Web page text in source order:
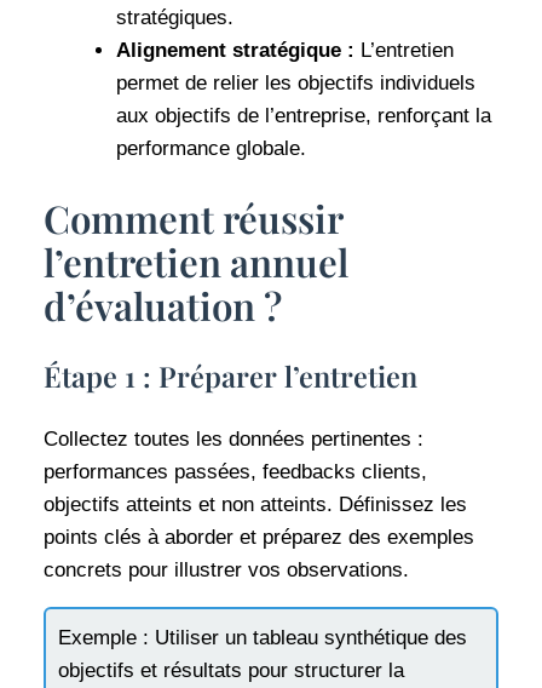
stratégiques.
Alignement stratégique : L’entretien
permet de relier les objectifs individuels
aux objectifs de l’entreprise, renforçant la
performance globale.
Comment réussir
l’entretien annuel
d’évaluation ?
Étape 1 : Préparer l’entretien
Collectez toutes les données pertinentes :
performances passées, feedbacks clients,
objectifs atteints et non atteints. Définissez les
points clés à aborder et préparez des exemples
concrets pour illustrer vos observations.
Exemple : Utiliser un tableau synthétique des
objectifs et résultats pour structurer la